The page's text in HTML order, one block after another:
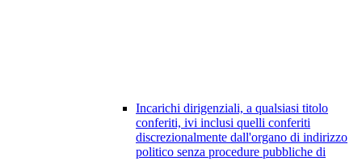
Incarichi dirigenziali, a qualsiasi titolo
conferiti, ivi inclusi quelli conferiti
discrezionalmente dall'organo di indirizzo
politico senza procedure pubbliche di